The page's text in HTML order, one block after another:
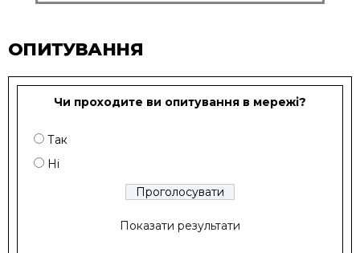
ОПИТУВАННЯ
Чи проходите ви опитування в мережі?
Так
Ні
Показати результати